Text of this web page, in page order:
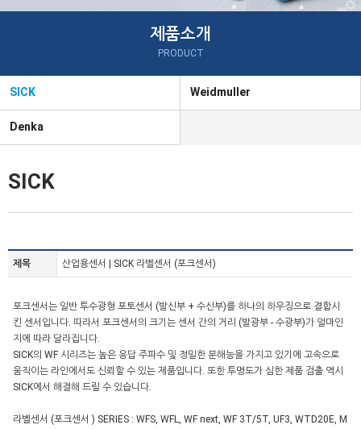
제품소개
PRODUCT
SICK Weidmuller
Denka
SICK
제목 산업용센서 | SICK 라벨센서 (포크센서)
포크센서는 일반 투수광형 포토센서 (발신부 + 수신부)를 하나의 하우징으로 결합시
킨 센서입니다. 따라서 포크센서의 크기는 센서 간의 거리 (발광부 - 수광부)가 얼마인
지에 따라 달라집니다.
SICK의 WF 시리즈는 높은 응답 주파수 및 정밀한 분해능을 가지고 있기에 고속으로
움직이는 라인에서도 신뢰할 수 있는 제품입니다. 또한 투명도가 심한 제품 검출 역시
SICK에서 해결해 드릴 수 있습니다.
라벨센서 (포크센서 ) SERIES : WFS, WFL, WF next, WF 3T/5T, UF3, WTD20E, M